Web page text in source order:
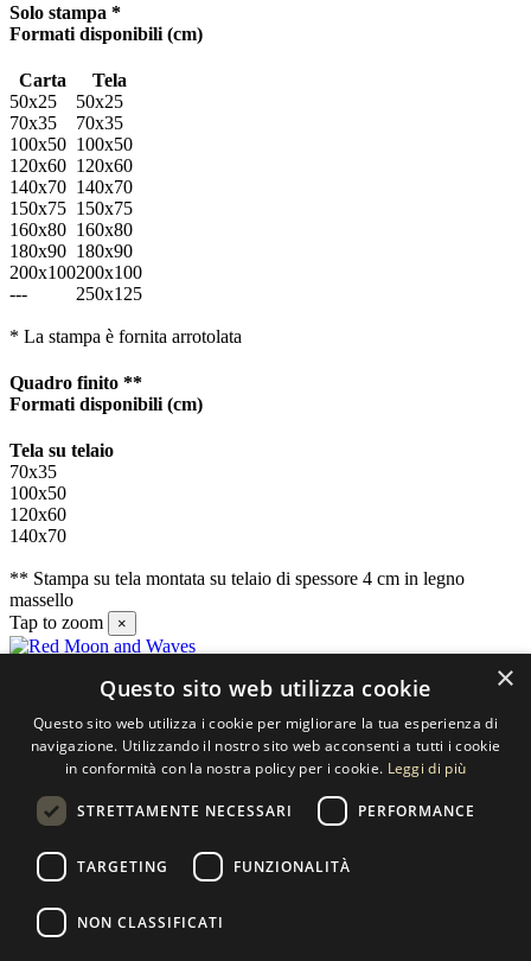
Solo stampa *
Formati disponibili (cm)
Carta
Tela
50x25
50x25
70x35
70x35
100x50 100x50
120x60 120x60
140x70 140x70
150x75 150x75
160x80 160x80
180x90 180x90
200x100200x100
---
250x125
* La stampa è fornita arrotolata
Quadro finito **
Formati disponibili (cm)
Tela su telaio
70x35
100x50
120x60
140x70
** Stampa su tela montata su telaio di spessore 4 cm in legno
massello
Tap to zoom
×
SELECTED ARTWORKS srl
Piazzale Cuoco, 4 - 20137 Milano
info@selectedartworks.com
×
Questo sito web utilizza cookie
Questo sito web utilizza i cookie per migliorare la tua esperienza di
navigazione. Utilizzando il nostro sito web acconsenti a tutti i cookie
in conformità con la nostra policy per i cookie. Leggi di più
STRETTAMENTE NECESSARI PERFORMANCE
TARGETING FUNZIONALITÀ
NON CLASSIFICATI